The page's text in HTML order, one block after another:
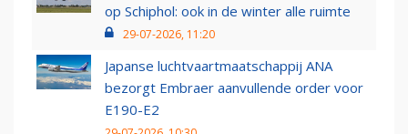
op Schiphol: ook in de winter alle ruimte
29-07-2026, 11:20
Japanse luchtvaartmaatschappij ANA
bezorgt Embraer aanvullende order voor
E190-E2